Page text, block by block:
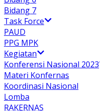
Bidang 7
Task Force
PAUD
PPG MPK
Kegiatan
Konferensi Nasional 2023
Materi Konfernas
Koordinasi Nasional
Lomba
RAKERNAS